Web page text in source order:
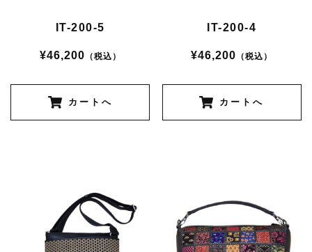
IT-200-5
¥46,200 （税込）
カートへ
IT-200-4
¥46,200 （税込）
カートへ